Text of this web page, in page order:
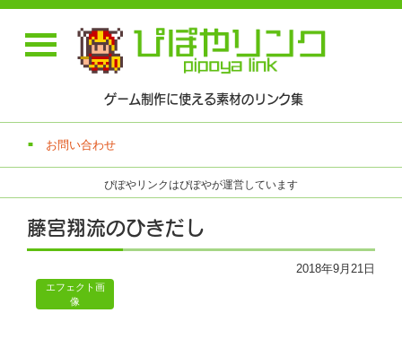
ゲーム制作に使える素材のリンク集
お問い合わせ
ぴぽやリンクはぴぽやが運営しています
藤宮翔流のひきだし
2018年9月21日
エフェクト画
像